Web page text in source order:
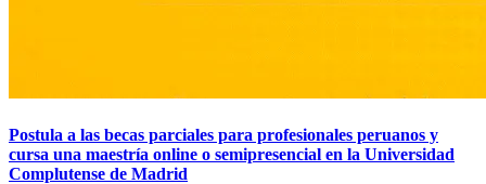
Postula a las becas parciales para profesionales peruanos y
cursa una maestría online o semipresencial en la Universidad
Complutense de Madrid